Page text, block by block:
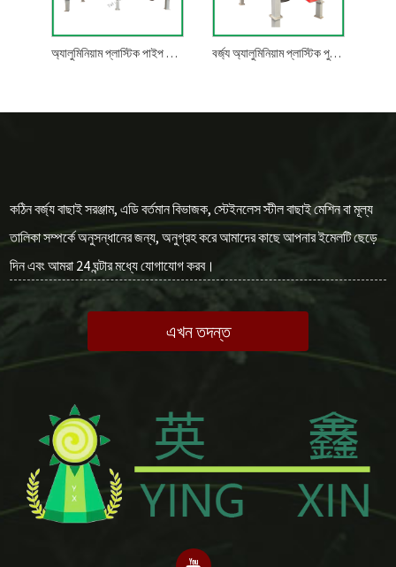
অ্যালুমিনিয়াম প্লাস্টিক পাইপ বিভাজক বর্জ্য অ্যালুমিনিয়াম প্লাস্টিক পুনর্ব্যবহারকারী বিভাজক
কঠিন বর্জ্য বাছাই সরঞ্জাম, এডি বর্তমান বিভাজক, স্টেইনলেস স্টীল বাছাই মেশিন বা মূল্য
তালিকা সম্পর্কে অনুসন্ধানের জন্য, অনুগ্রহ করে আমাদের কাছে আপনার ইমেলটি ছেড়ে
দিন এবং আমরা 24 ঘন্টার মধ্যে যোগাযোগ করব।
এখন তদন্ত